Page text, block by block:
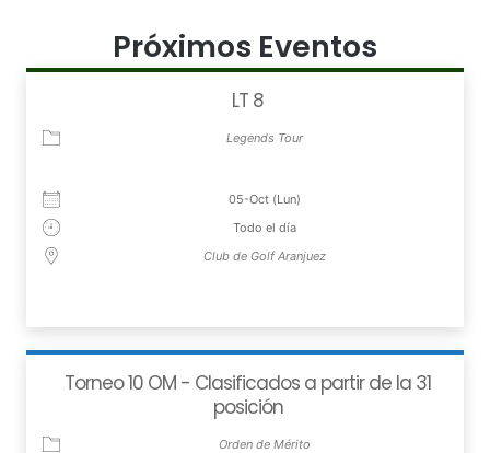
Próximos Eventos
LT 8
Legends Tour
05-Oct (Lun)
Todo el día
Club de Golf Aranjuez
Torneo 10 OM - Clasificados a partir de la 31
posición
Orden de Mérito